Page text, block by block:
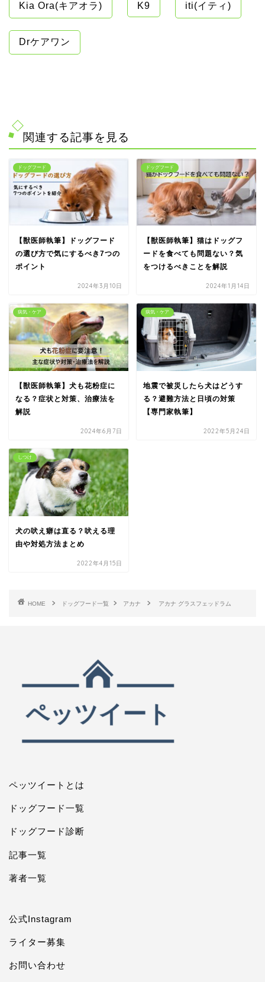
Kia Ora(キアオラ) K9 iti(イティ)
Drケアワン
関連する記事を見る
ドッグフード
【獣医師執筆】ドッグフード
の選び方で気にするべき7つの
ポイント
2024年3月10日
ドッグフード
【獣医師執筆】猫はドッグフ
ードを食べても問題ない？気
をつけるべきことを解説
2024年1月14日
病気・ケア
【獣医師執筆】犬も花粉症に
なる？症状と対策、治療法を
解説
2024年6月7日
病気・ケア
地震で被災したら犬はどうす
る？避難方法と日頃の対策
【専門家執筆】
2022年5月24日
しつけ
犬の吠え癖は直る？吠える理
由や対処方法まとめ
2022年4月15日
HOME ドッグフード一覧 アカナ アカナ グラスフェッドラム
ペッツイートとは
ドッグフード一覧
ドッグフード診断
記事一覧
著者一覧
公式Instagram
ライター募集
お問い合わせ